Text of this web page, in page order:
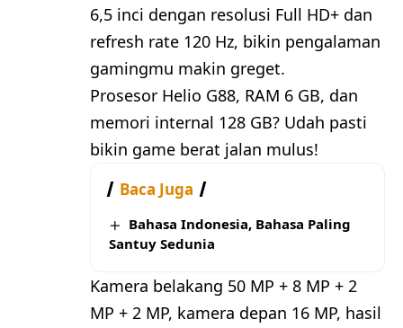
6,5 inci dengan resolusi Full HD+ dan
refresh rate 120 Hz, bikin pengalaman
gamingmu makin greget.
Prosesor Helio G88, RAM 6 GB, dan
memori internal 128 GB? Udah pasti
bikin game berat jalan mulus!
Baca Juga
Bahasa Indonesia, Bahasa Paling
Santuy Sedunia
Kamera belakang 50 MP + 8 MP + 2
MP + 2 MP, kamera depan 16 MP, hasil